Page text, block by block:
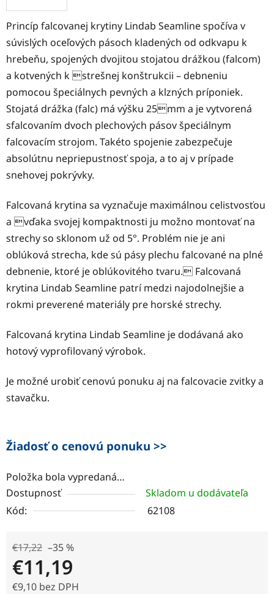
Princíp falcovanej krytiny Lindab Seamline spočíva v
súvislých oceľových pásoch kladených od odkvapu k
hrebeňu, spojených dvojitou stojatou drážkou (falcom)
a kotvených k strešnej konštrukcii – debneniu
pomocou špeciálnych pevných a klzných príponiek.
Stojatá drážka (falc) má výšku 25mm a je vytvorená
sfalcovaním dvoch plechových pásov špeciálnym
falcovacím strojom. Takéto spojenie zabezpečuje
absolútnu nepriepustnosť spoja, a to aj v prípade
snehovej pokrývky.
Falcovaná krytina sa vyznačuje maximálnou celistvosťou
a vďaka svojej kompaktnosti ju možno montovať na
strechy so sklonom už od 5°. Problém nie je ani
oblúková strecha, kde sú pásy plechu falcované na plné
debnenie, ktoré je oblúkovitého tvaru. Falcovaná
krytina Lindab Seamline patrí medzi najodolnejšie a
rokmi preverené materiály pre horské strechy.
Falcovaná krytina Lindab Seamline je dodávaná ako
hotový vyprofilovaný výrobok.
Je možné urobiť cenovú ponuku aj na falcovacie zvitky a
stavačku.
Žiadosť o cenovú ponuku >>
Položka bola vypredaná…
Dostupnosť
Skladom u dodávateľa
Kód:
62108
€17,22 –35 %
€11,19
€9,10 bez DPH